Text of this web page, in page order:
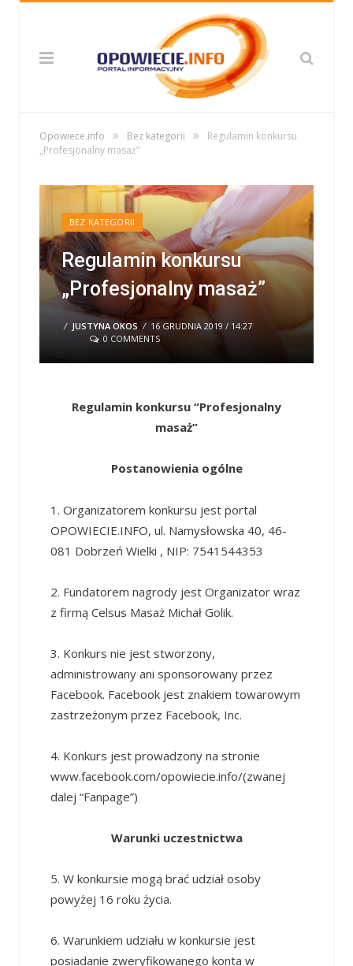
Opowiece.info » Bez kategorii »
Regulamin konkursu
„Profesjonalny masaż”
BEZ KATEGORII
Regulamin konkursu
„Profesjonalny masaż”
/ JUSTYNA OKOS / 16 GRUDNIA 2019 / 14:27
0 COMMENTS
Regulamin konkursu “Profesjonalny
masaż”
Postanowienia ogólne
1. Organizatorem konkursu jest portal
OPOWIECIE.INFO, ul. Namysłowska 40, 46-
081 Dobrzeń Wielki , NIP: 7541544353
2. Fundatorem nagrody jest Organizator wraz
z firmą Celsus Masaż Michał Golik.
3. Konkurs nie jest stworzony,
administrowany ani sponsorowany przez
Facebook. Facebook jest znakiem towarowym
zastrzeżonym przez Facebook, Inc.
4. Konkurs jest prowadzony na stronie
www.facebook.com/opowiecie.info/(zwanej
dalej “Fanpage”)
Warunki uczestnictwa
5. W konkursie mogą brać udział osoby
powyżej 16 roku życia.
6. Warunkiem udziału w konkursie jest
posiadanie zweryfikowanego konta w